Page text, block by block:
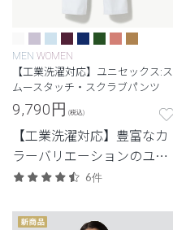
MEN WOMEN
【工業洗濯対応】ユニセックス:ス
ムースタッチ・スクラブパンツ
9,790円 (税込)
【工業洗濯対応】豊富なカ
ラーバリエーションのユニ
セックススクラブ。
6件